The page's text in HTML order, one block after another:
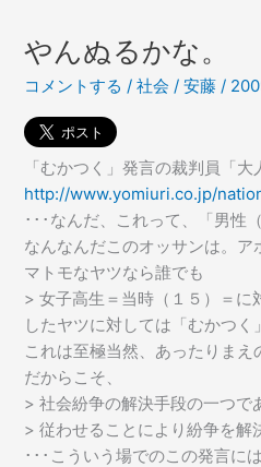
男
の
一
戦
を
予
想
す
る。
長
男
の
一
戦
を
予
想
す
る。
やんぬるかな。
コメントする / 社会 / 安藤 /
「むかつく」発言の裁判員「大
http://www.yomiuri.co.jp/
･･･なんだ、これって、「男性
なんなんだこのオッサンは。ア
マトモなヤツなら誰でも
> 女子高生＝当時（１５）＝に
したヤツに対しては「むかつく
これは至極当然、あったりまえ
だからこそ、
> 社会紛争の解決手段の一つで
> 従わせることにより紛争を解
･･･こういう場でのこの発言に